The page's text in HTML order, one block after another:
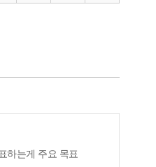
하는게 주요 목표